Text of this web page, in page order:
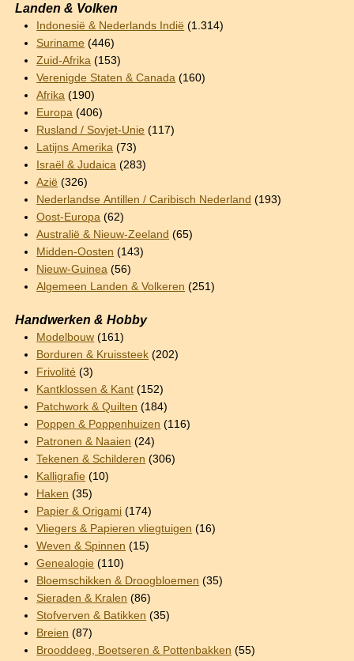
Landen & Volken
Indonesië & Nederlands Indië (1.314)
Suriname (446)
Zuid-Afrika (153)
Verenigde Staten & Canada (160)
Afrika (190)
Europa (406)
Rusland / Sovjet-Unie (117)
Latijns Amerika (73)
Israël & Judaica (283)
Azië (326)
Nederlandse Antillen / Caribisch Nederland (193)
Oost-Europa (62)
Australië & Nieuw-Zeeland (65)
Midden-Oosten (143)
Nieuw-Guinea (56)
Algemeen Landen & Volkeren (251)
Handwerken & Hobby
Modelbouw (161)
Borduren & Kruissteek (202)
Frivolité (3)
Kantklossen & Kant (152)
Patchwork & Quilten (184)
Poppen & Poppenhuizen (116)
Patronen & Naaien (24)
Tekenen & Schilderen (306)
Kalligrafie (10)
Haken (35)
Papier & Origami (174)
Vliegers & Papieren vliegtuigen (16)
Weven & Spinnen (15)
Genealogie (110)
Bloemschikken & Droogbloemen (35)
Sieraden & Kralen (86)
Stofverven & Batikken (35)
Breien (87)
Brooddeeg, Boetseren & Pottenbakken (55)